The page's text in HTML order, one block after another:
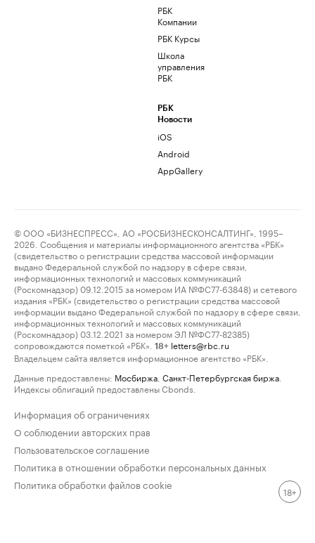
РБК
Компании
РБК Курсы
Школа
управления
РБК
РБК
Новости
iOS
Android
AppGallery
© ООО «БИЗНЕСПРЕСС», АО «РОСБИЗНЕСКОНСАЛТИНГ», 1995–
2026. Сообщения и материалы информационного агентства «РБК»
(свидетельство о регистрации средства массовой информации
выдано Федеральной службой по надзору в сфере связи,
информационных технологий и массовых коммуникаций
(Роскомнадзор) 09.12.2015 за номером ИА №ФС77-63848) и сетевого
издания «РБК» (свидетельство о регистрации средства массовой
информации выдано Федеральной службой по надзору в сфере связи,
информационных технологий и массовых коммуникаций
(Роскомнадзор) 03.12.2021 за номером ЭЛ №ФС77-82385)
сопровождаются пометкой «РБК».
18+ letters@rbc.ru
Владельцем сайта является информационное агентство «РБК».
Данные предоставлены: Мосбиржа Санкт-Петербургская биржа
Индексы облигаций предоставлены Cbonds.
Информация об ограничениях
О соблюдении авторских прав
Пользовательское соглашение
Политика в отношении обработки персональных данных
Политика обработки файлов cookie
18+